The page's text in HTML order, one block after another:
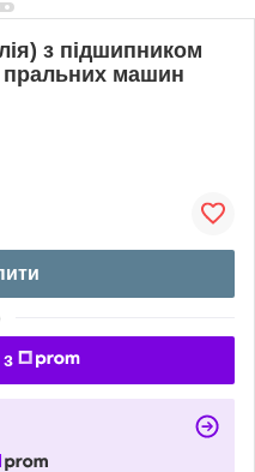
з підшипником
пральних машин